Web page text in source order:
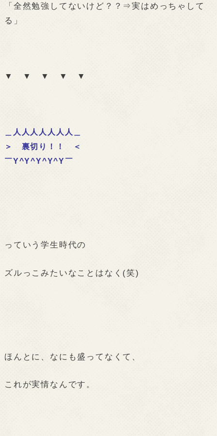
「全然勉強してないけど？？⇒実はめっちゃして
る」
▼ ▼ ▼ ▼ ▼
＿人人人人人人人＿
＞ 裏切り！！ ＜
￣Y^Y^Y^Y^Y￣
っていう学生時代の
ズルっこみたいなことはなく(笑)
ほんとに、なにも盛ってなくて、
これが実情なんです。